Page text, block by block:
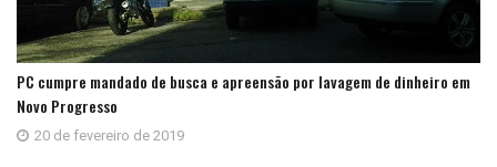
PC cumpre mandado de busca e apreensão por lavagem de dinheiro em
Novo Progresso
20 de fevereiro de 2019